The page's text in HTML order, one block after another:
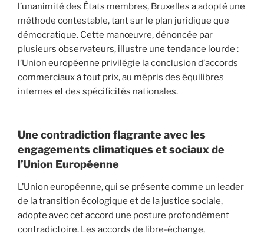
l’unanimité des États membres, Bruxelles a adopté une
méthode contestable, tant sur le plan juridique que
démocratique. Cette manœuvre, dénoncée par
plusieurs observateurs, illustre une tendance lourde :
l’Union européenne privilégie la conclusion d’accords
commerciaux à tout prix, au mépris des équilibres
internes et des spécificités nationales.
Une contradiction flagrante avec les
engagements climatiques et sociaux de
l’Union Européenne
L’Union européenne, qui se présente comme un leader
de la transition écologique et de la justice sociale,
adopte avec cet accord une posture profondément
contradictoire. Les accords de libre-échange,